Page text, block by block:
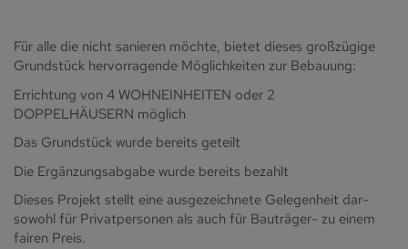
Für alle die nicht sanieren möchte, bietet dieses großzügige
Grundstück hervorragende Möglichkeiten zur Bebauung:
Errichtung von 4 WOHNEINHEITEN oder 2
DOPPELHÄUSERN möglich
Das Grundstück wurde bereits geteilt
Die Ergänzungsabgabe wurde bereits bezahlt
Dieses Projekt stellt eine ausgezeichnete Gelegenheit dar-
sowohl für Privatpersonen als auch für Bauträger- zu einem
fairen Preis.